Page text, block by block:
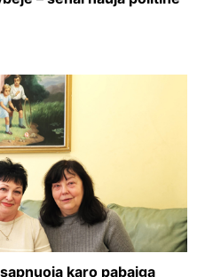
karo pabaigą